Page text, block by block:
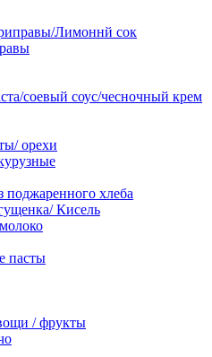
Лимоннй сок
соевый соус/чесночный крем
орехи
поджаренного хлеба
Кисель
пасты
/ фрукты